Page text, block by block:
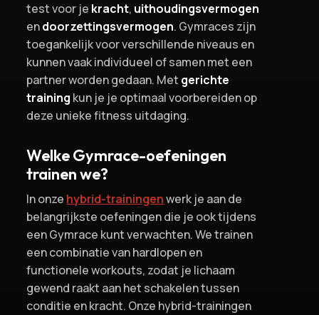
test voor je kracht, uithoudingsvermogen
endoorzettingsvermogen. Gymraces zijn
toegankelijk voor verschillende niveaus en
kunnen vaak individueel of samen met een
partner worden gedaan. Met gerichte
training kun je je optimaal voorbereiden op
deze unieke fitness uitdaging.
Welke Gymrace-oefeningen
trainen we?
In onze hybrid-trainingenwerk je aan de
belangrijkste oefeningen die je ook tijdens
een Gymrace kunt verwachten. We trainen
een combinatie van hardlopen en
functionele workouts, zodat je lichaam
gewend raakt aan het schakelen tussen
conditie en kracht. Onze hybrid-trainingen